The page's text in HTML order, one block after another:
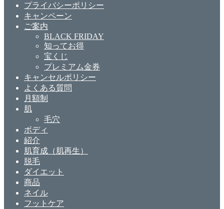
プライバシーポリシー
キャンペーン
ご案内
BLACK FRIDAY
知ってお得
宝くじ
プレミアム金券
キャンセルポリシー
よくある質問
月額制
肌
毛穴
ボディ
紹介
肌育成（肌再生）
脱毛
ダイエット
商品
ネイル
フットケア